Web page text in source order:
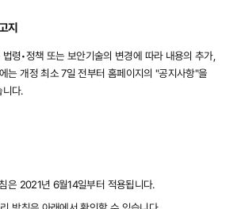
지
령•정책 또는 보안기술의 변경에 따라 내용의 추가,
는 개정 최소 7일 전부터 홈페이지의 "공지사항"을
다.
은 2021년 6월14일부터 적용됩니다.